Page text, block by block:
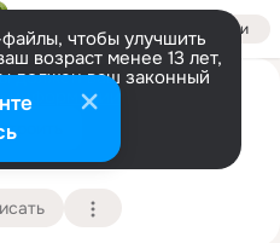
Войти
чтобы улучшить
возраст менее 13 лет,
должен ваш законный
информации
(61 год)